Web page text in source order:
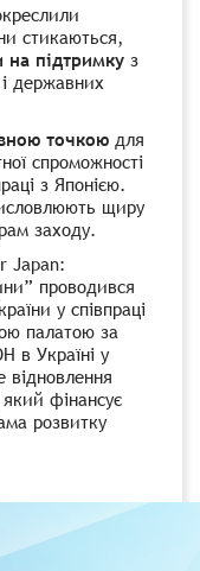
стикаються,
на підтримку з
державних
точкою для
спроможності
з Японією.
щиру
заходу.
Japan:
проводився
у співпраці
палатою за
в Україні у
фінансує
розвитку